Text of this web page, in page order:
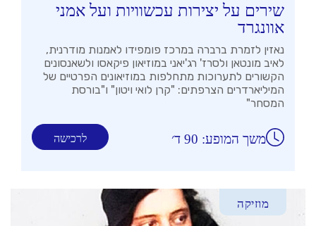
שירים על יצירות עכשוויות ועל אמני
אוונגרד
נאזין לזמרת ברברה במרכז פומפידו לאמנות מודרנית,
לאיב מונטאן ולסרז' רג'יאני במוזיאון פיקאסו ולשאנסונים
הקשורים לתערוכות מתחלפות במוזיאונים הפרטיים של
המיליארדרים הצרפתים: "קרן לואי ויטון" ו"בורסת
המסחר"
לרכישה משך המופע: 90 ד׳
מוזיקה